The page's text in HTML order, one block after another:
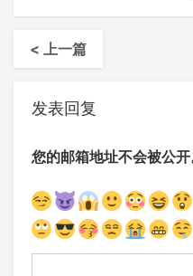
< 上一篇
发表回复
您的邮箱地址不会被公开